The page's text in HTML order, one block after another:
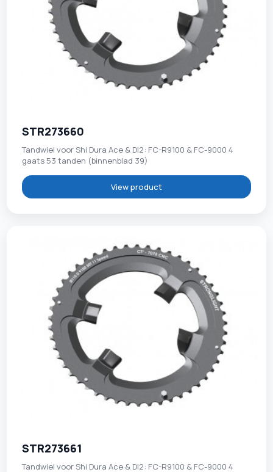
STR273660
Tandwiel voor Shi Dura Ace & DI2: FC-R9100 & FC-9000 4
gaats 53 tanden (binnenblad 39)
View product
STR273661
Tandwiel voor Shi Dura Ace & DI2: FC-R9100 & FC-9000 4